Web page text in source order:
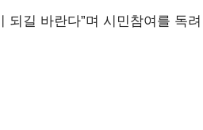
길 바란다”며 시민참여를 독려